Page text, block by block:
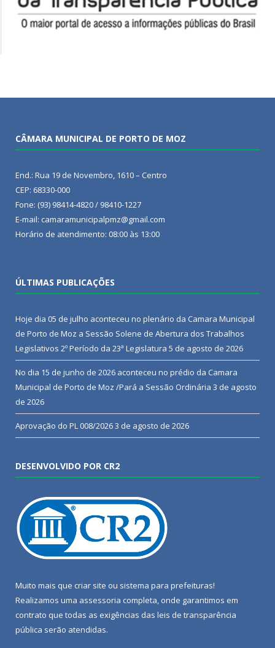
CÂMARA MUNICIPAL DE PORTO DE MOZ
End.: Rua 19 de Novembro, 1610 – Centro
CEP: 68330-000
Fone: (93) 98414-4820 / 98410-1227
E-mail: camaramunicipalpmz@gmail.com
Horário de atendimento: 08:00 às 13:00
ÚLTIMAS PUBLICAÇÕES
Hoje dia 05 de julho aconteceu no plenário da Camara Municipal
de Porto de Moz a Sessão Solene de Abertura dos Trabalhos
Legislativos 2º Período da 23ª Legislatura 5 de agosto de 2026
No dia 15 de junho de 2026 aconteceu no prédio da Camara
Municipal de Porto de Moz /Pará a Sessão Ordinária 3 de agosto
de 2026
Aprovação do PL 008/20263 de agosto de 2026
DESENVOLVIDO POR CR2
Muito mais que criar site ou sistema para prefeituras!
Realizamos uma assessoria completa, onde garantimos em
contrato que todas as exigências das leis de transparência
pública serão atendidas.